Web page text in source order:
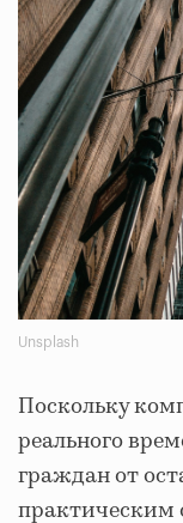
Unsplash
Поскольку
реального
граждан от
практическим